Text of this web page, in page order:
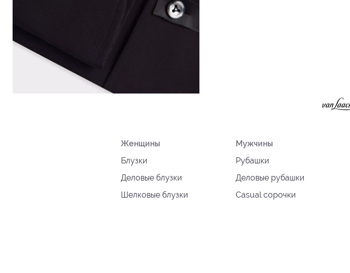
Женщины
Блузки
Деловые блузки
Шелковые блузки
Мужчины
Рубашки
Деловые рубашки
Casual сорочки